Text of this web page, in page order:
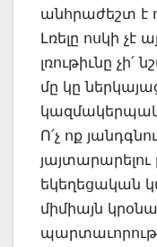
անհրաժեշտ է
Լռելը ոսկի չէ
լռութիւնը
մը կը
Ո՛չ ոք
եկեղեցական
միմիայն